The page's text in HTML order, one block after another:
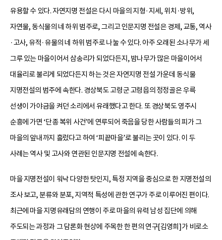
유용할 수 있다. 자연지명 전설은 다시 마을의 지형·지세, 위치·방위,
자연물, 동식물의 네 하위 범주로, 그리고 인문지명 전설은 경제, 교통, 역사
·고사, 유적·유물의 네 하위 범주로 나눌 수 있다. 아주 오래된 소나무가 세
그루 있는 마을이어서 삼송리가 되었다든지, 밤나무가 많은 마을이어서
대율리로 불리게 되었다든지 하는 것은 자연지명 전설 가운데 동식물
지명전설의 범주에 속한다. 경상북도 고령군 고령읍의 정정골은 우륵
선생이 가야금을 켜던 소리에서 유래했다고 한다. 또 경상북도 영주시
순흥에 가면 ‘단종 복위 사건’에 연루되어 죽음을 당한 사람들의 피가 그
마을의 앞내까지 흘렀다고 하여 ‘피끝마을’로 불리는 곳이 있다. 이 두
사례는 역사 및 고사와 연관된 인문지명 전설에 속한다.
마을 지명전설이 워낙 다양한 탓인지, 특정 지역을 중심으로 한 지명전설의
조사 보고, 분류와 분포, 지역적 특성에 관한 연구가 주로 이루어진 편이다.
최근에 마을 지명유래담의 연행이 주로 마을의 유력 남성 집단에 의해
주도되는 과정과 그 담론화 현상에 주목한 한 편의 연구[김영희]가 비로소